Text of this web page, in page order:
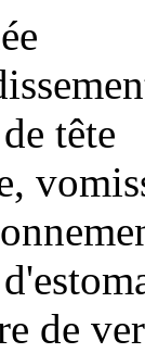
tête
de